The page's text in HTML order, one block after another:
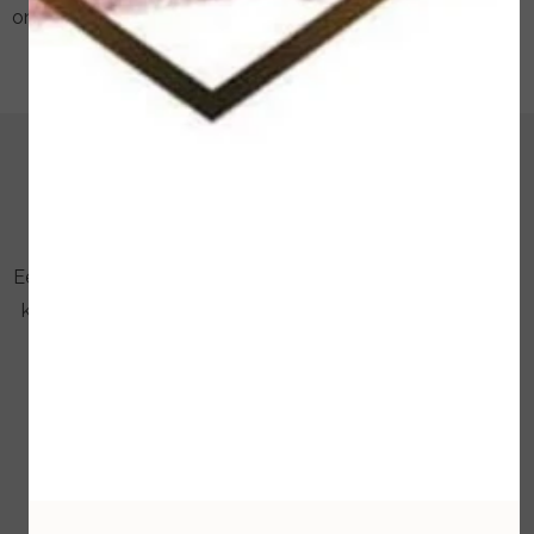
onnodig belasten.
Eerlijkheid staat bij ons voorop. Het leveren van effectieve,
kwalitatief hoogwaardige producten, dat is waar het om